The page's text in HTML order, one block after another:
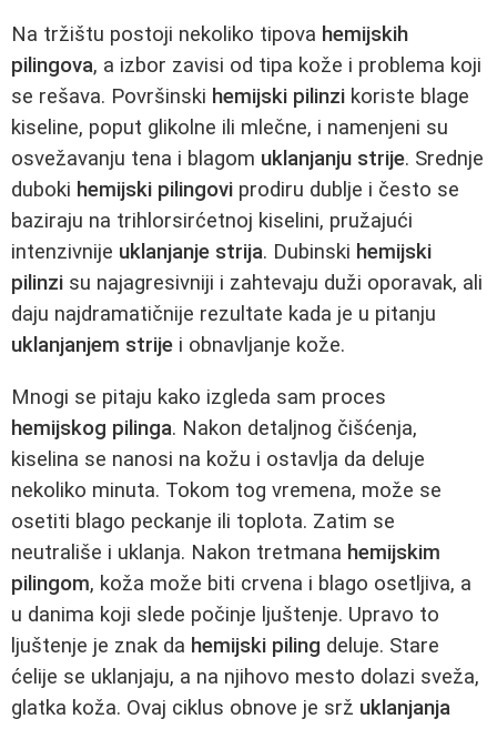
Na tržištu postoji nekoliko tipova hemijskih
pilingova, a izbor zavisi od tipa kože i problema koji
se rešava. Površinski hemijski pilinzi koriste blage
kiseline, poput glikolne ili mlečne, i namenjeni su
osvežavanju tena i blagom uklanjanju strije. Srednje
duboki hemijski pilingovi prodiru dublje i često se
baziraju na trihlorsirćetnoj kiselini, pružajući
intenzivnije uklanjanje strija. Dubinski hemijski
pilinzi su najagresivniji i zahtevaju duži oporavak, ali
daju najdramatičnije rezultate kada je u pitanju
uklanjanjem strije i obnavljanje kože.
Mnogi se pitaju kako izgleda sam proces
hemijskog pilinga. Nakon detaljnog čišćenja,
kiselina se nanosi na kožu i ostavlja da deluje
nekoliko minuta. Tokom tog vremena, može se
osetiti blago peckanje ili toplota. Zatim se
neutrališe i uklanja. Nakon tretmana hemijskim
pilingom, koža može biti crvena i blago osetljiva, a
u danima koji slede počinje ljuštenje. Upravo to
ljuštenje je znak da hemijski piling deluje. Stare
ćelije se uklanjaju, a na njihovo mesto dolazi sveža,
glatka koža. Ovaj ciklus obnove je srž uklanjanja